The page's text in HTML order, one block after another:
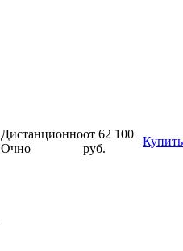
Дистанционно
Очно
от 62 100
руб.
Купить